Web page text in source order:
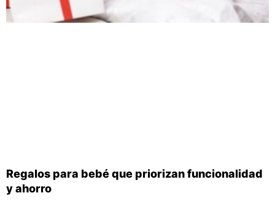
Regalos para bebé que priorizan funcionalidad
y ahorro